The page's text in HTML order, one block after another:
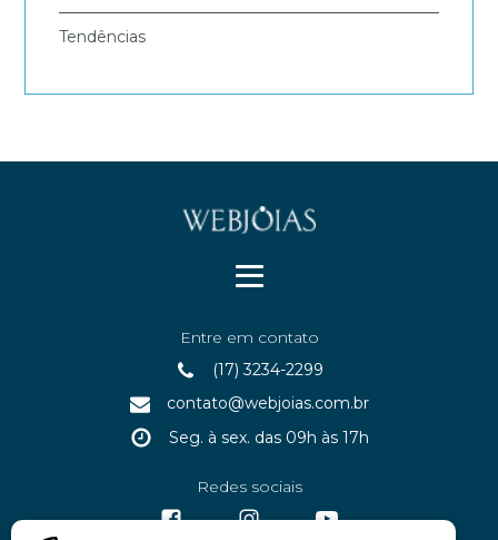
Tendências
Entre em contato
(17) 3234-2299
contato@webjoias.com.br
Seg. à sex. das 09h às 17h
Redes sociais